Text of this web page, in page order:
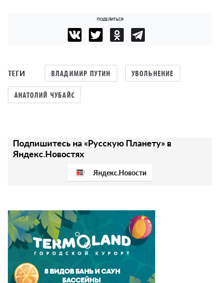
ПОДЕЛИТЬСЯ
ТЕГИ ВЛАДИМИР ПУТИН УВОЛЬНЕНИЕ
АНАТОЛИЙ ЧУБАЙС
Подпишитесь на «Русскую Планету» в
Яндекс.Новостях
Яндекс.Новости